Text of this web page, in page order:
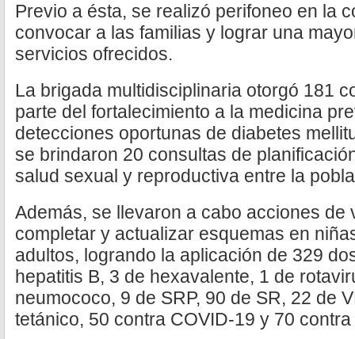
Previo a ésta, se realizó perifoneo en la
convocar a las familias y lograr una
servicios ofrecidos.
La brigada multidisciplinaria otorgó 181
parte del fortalecimiento a la medicina
detecciones oportunas de diabetes
se brindaron 20 consultas de
salud sexual y reproductiva entre la
Además, se llevaron a cabo acciones de
completar y actualizar esquemas en
adultos, logrando la aplicación de 329
hepatitis B, 3 de hexavalente, 1 de
neumococo, 9 de SRP, 90 de SR, 22 de
tetánico, 50 contra COVID-19 y 70